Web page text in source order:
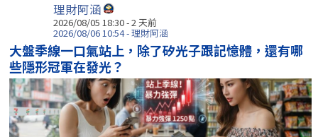
理財阿涵
2026/08/05 18:30 - 2 天前
2026/08/06 10:54 - 理財阿涵
大盤季線一口氣站上，除了矽光子跟記憶體，還有哪
些隱形冠軍在發光？